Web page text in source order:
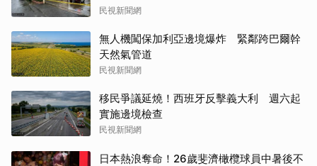
民視新聞網
無人機闖保加利亞邊境爆炸 緊鄰跨巴爾幹
天然氣管道
民視新聞網
移民爭議延燒！西班牙反擊義大利 週六起
實施邊境檢查
民視新聞網
日本熱浪奪命！26歲斐濟橄欖球員中暑後不